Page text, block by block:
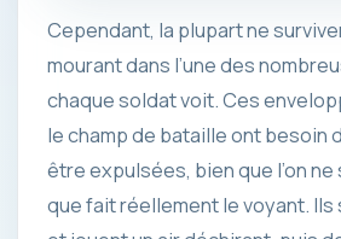
Cependant, la plupart ne
mourant dans l’une des
chaque soldat voit. Ces
le champ de bataille ont besoin
être expulsées, bien que l’on ne
que fait réellement le voyant.